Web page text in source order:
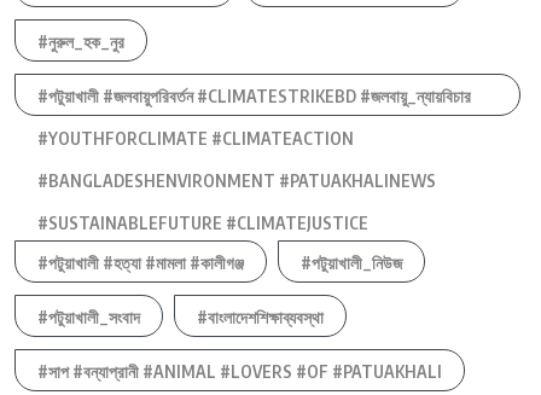
#নুরুল_হক_নুর
#পটুয়াখালী #জলবায়ুপরিবর্তন #CLIMATESTRIKEBD #জলবায়ু_ন্যায়বিচার
#YOUTHFORCLIMATE #CLIMATEACTION
#BANGLADESHENVIRONMENT #PATUAKHALINEWS
#SUSTAINABLEFUTURE #CLIMATEJUSTICE
#পটুয়াখালী #হত্যা #মামলা #কালীগঞ্জ
#পটুয়াখালী_নিউজ
#পটুয়াখালী_সংবাদ #বাংলাদেশশিক্ষাব্যবস্থা
#সাপ #বন্যাপ্রানী #ANIMAL #LOVERS #OF #PATUAKHALI